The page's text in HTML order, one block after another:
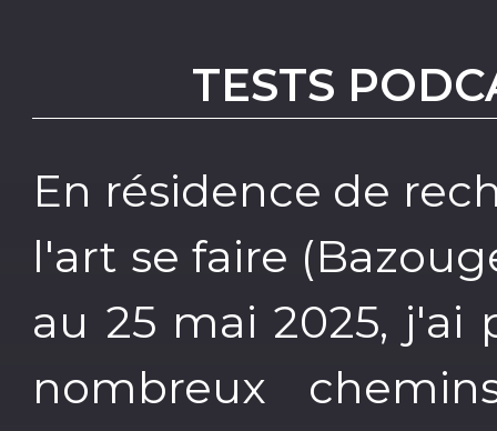
TESTS
En résidence de
l'art se faire
au 25 mai 2025,
nombreux